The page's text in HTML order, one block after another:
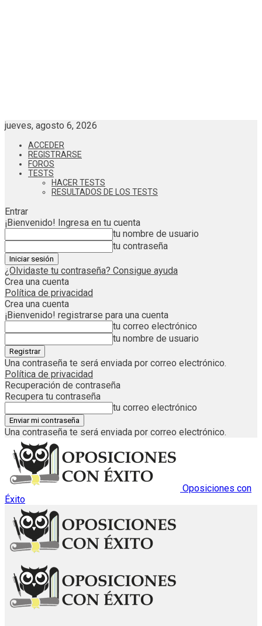
jueves, agosto 6, 2026
ACCEDER
REGISTRARSE
FOROS
TESTS
HACER TESTS
RESULTADOS DE LOS TESTS
Entrar
¡Bienvenido! Ingresa en tu cuenta
tu nombre de usuario
tu contraseña
¿Olvidaste tu contraseña? Consigue ayuda
Crea una cuenta
Política de privacidad
Crea una cuenta
¡Bienvenido! registrarse para una cuenta
tu correo electrónico
tu nombre de usuario
Una contraseña te será enviada por correo electrónico.
Política de privacidad
Recuperación de contraseña
Recupera tu contraseña
tu correo electrónico
Una contraseña te será enviada por correo electrónico.
Oposiciones con
Éxito